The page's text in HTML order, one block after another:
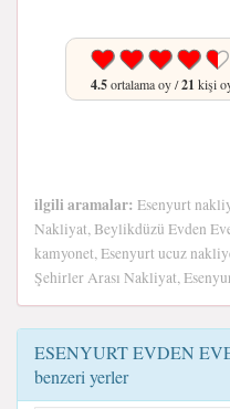
4.5ortalama oy /21 kişi
ilgili aramalar: Esenyurt
Nakliyat, Beylikdüzü Evden
kamyonet, Esenyurt ucuz
Şehirler Arası Nakliyat,
ESENYURT EVDEN
benzeri yerler